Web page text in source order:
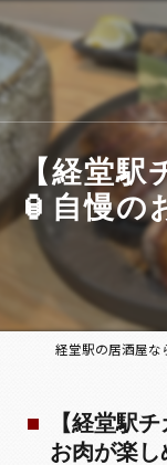
【経堂駅
🏮自慢の
【経堂駅
お肉が楽し